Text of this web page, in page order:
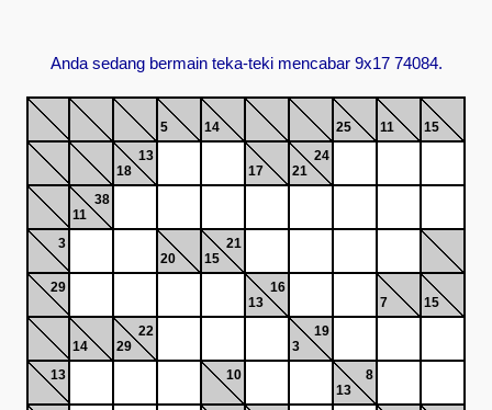
Anda sedang bermain teka-teki mencabar 9x17 74084.
5 14 25 11
15
13
18
17
24
21
38
11
3
20
21
15
29
16
13
7 15
14
22
29
19
3
13
10
8
13